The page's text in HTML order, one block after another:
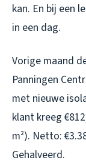
kan. En bij een
in een dag.
Vorige maand
Panningen
met nieuwe
klant kreeg
m²). Netto:
Gehalveerd.